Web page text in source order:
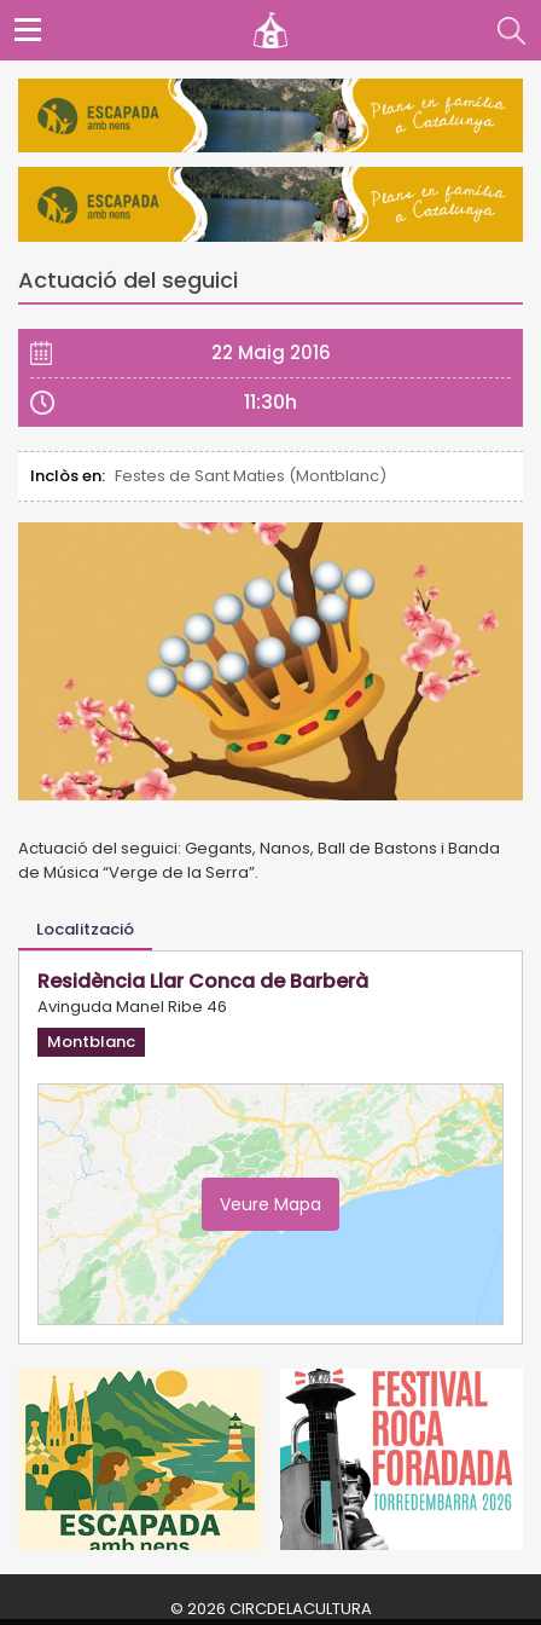
Actuació del seguici
22 Maig 2016
11:30h
Inclòs en: Festes de Sant Maties (Montblanc)
Actuació del seguici: Gegants, Nanos, Ball de Bastons i Banda
de Música “Verge de la Serra”.
Localització
Residència Llar Conca de Barberà
Avinguda Manel Ribe 46
Montblanc
Veure Mapa
© 2026 CIRCDELACULTURA